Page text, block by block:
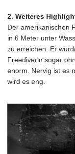
2. Weiteres
Der amerikanischen
in 6 Meter unter
zu erreichen. Er
Freediverin sogar
enorm. Nervig ist es
wird es eng.